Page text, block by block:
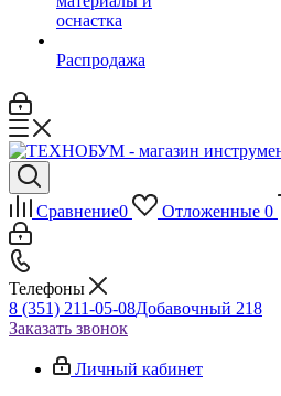
оснастка
Распродажа
Сравнение0 Отложенные 0
Телефоны
8 (351) 211-05-08Добавочный 218
Заказать звонок
Личный кабинет